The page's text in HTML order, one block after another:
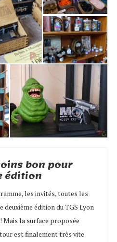
bon pour
édition
les invités, toutes les
édition du TGS Lyon
la surface proposée
est finalement très vite